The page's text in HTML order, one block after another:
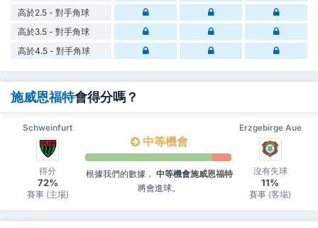
高於2.5 - 對手角球
高於3.5 - 對手角球
高於4.5 - 對手角球
施威恩福特會得分嗎？
Schweinfurt Erzgebirge Aue
得分
72%
賽事 (主場)
中等機會
根據我們的數據， 中等機會施威恩福特
將會進球。
沒有失球
11%
賽事 (客場)